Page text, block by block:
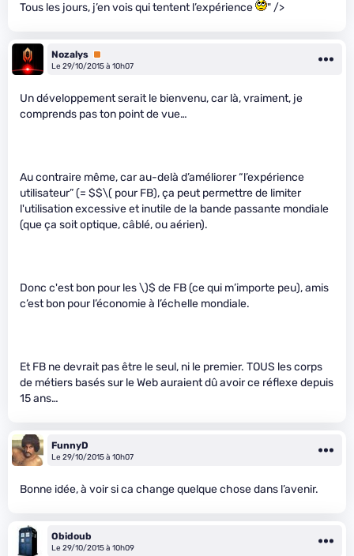
Tous les jours, j’en vois qui tentent l’expérience " />
Nozalys Premium
Le 29/10/2015 à 10h07
Un développement serait le bienvenu, car là, vraiment, je
comprends pas ton point de vue…
Au contraire même, car au-delà d’améliorer “l’expérience
utilisateur” (= $$\( pour FB), ça peut permettre de limiter
l'utilisation excessive et inutile de la bande passante mondiale
(que ça soit optique, câblé, ou aérien).
Donc c'est bon pour les \)$ de FB (ce qui m’importe peu), amis
c’est bon pour l’économie à l’échelle mondiale.
Et FB ne devrait pas être le seul, ni le premier. TOUS les corps
de métiers basés sur le Web auraient dû avoir ce réflexe depuis
15 ans…
FunnyD
Le 29/10/2015 à 10h07
Bonne idée, à voir si ca change quelque chose dans l’avenir.
Obidoub
Le 29/10/2015 à 10h09